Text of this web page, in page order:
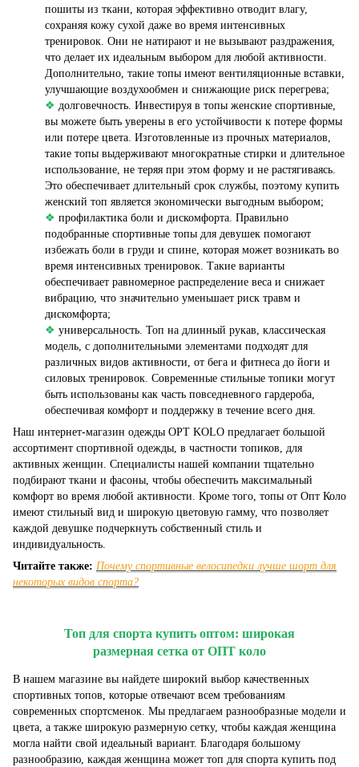
пошиты из ткани, которая эффективно отводит влагу,
сохраняя кожу сухой даже во время интенсивных
тренировок. Они не натирают и не вызывают раздражения,
что делает их идеальным выбором для любой активности.
Дополнительно, такие топы имеют вентиляционные вставки,
улучшающие воздухообмен и снижающие риск перегрева;
❖ долговечность. Инвестируя в топы женские спортивные,
вы можете быть уверены в его устойчивости к потере формы
или потере цвета. Изготовленные из прочных материалов,
такие топы выдерживают многократные стирки и длительное
использование, не теряя при этом форму и не растягиваясь.
Это обеспечивает длительный срок службы, поэтому купить
женский топ является экономически выгодным выбором;
❖ профилактика боли и дискомфорта. Правильно
подобранные спортивные топы для девушек помогают
избежать боли в груди и спине, которая может возникать во
время интенсивных тренировок. Такие варианты
обеспечивает равномерное распределение веса и снижает
вибрацию, что значительно уменьшает риск травм и
дискомфорта;
❖ универсальность. Топ на длинный рукав, классическая
модель, с дополнительными элементами подходят для
различных видов активности, от бега и фитнеса до йоги и
силовых тренировок. Современные стильные топики могут
быть использованы как часть повседневного гардероба,
обеспечивая комфорт и поддержку в течение всего дня.
Наш интернет-магазин одежды OPT KOLO предлагает большой
ассортимент спортивной одежды, в частности топиков, для
активных женщин. Специалисты нашей компании тщательно
подбирают ткани и фасоны, чтобы обеспечить максимальный
комфорт во время любой активности. Кроме того, топы от Опт Коло
имеют стильный вид и широкую цветовую гамму, что позволяет
каждой девушке подчеркнуть собственный стиль и
индивидуальность.
Читайте также: Почему спортивные велосипедки лучше шорт для
некоторых видов спорта?
Топ для спорта купить оптом: широкая
размерная сетка от ОПТ коло
В нашем магазине вы найдете широкий выбор качественных
спортивных топов, которые отвечают всем требованиям
современных спортсменок. Мы предлагаем разнообразные модели и
цвета, а также широкую размерную сетку, чтобы каждая женщина
могла найти свой идеальный вариант. Благодаря большому
разнообразию, каждая женщина может топ для спорта купить под